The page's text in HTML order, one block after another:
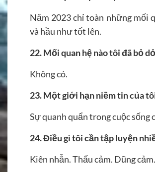
Năm 2023 chỉ toàn những mối
và hầu như tốt lên.
22. Mối quan hệ nào tôi đã bỏ
Không có.
23.Một giới hạn niềm tin của
Sự quanh quẩn trong cuộc sống
24. Điều gì tôi cần tập luyện
Kiên nhẫn. Thấu cảm. Dũng cảm.